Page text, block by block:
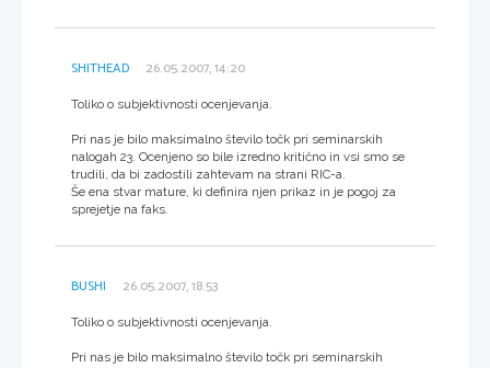
SHITHEAD 26.05.2007, 14:20
Toliko o subjektivnosti ocenjevanja.
Pri nas je bilo maksimalno število točk pri seminarskih
nalogah 23. Ocenjeno so bile izredno kritično in vsi smo se
trudili, da bi zadostili zahtevam na strani RIC-a.
Še ena stvar mature, ki definira njen prikaz in je pogoj za
sprejetje na faks.
BUSHI 26.05.2007, 18:53
Toliko o subjektivnosti ocenjevanja.
Pri nas je bilo maksimalno število točk pri seminarskih